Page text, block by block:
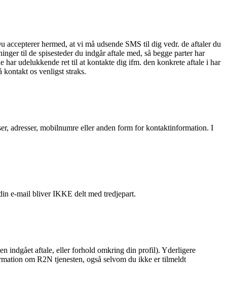
hermed, at vi må udsende SMS til dig vedr. de aftaler du
til de spisesteder du indgår aftale med, så begge parter har
udelukkende ret til at kontakte dig ifm. den konkrete aftale i har
kontakt os venligst straks.
adresser, mobilnumre eller anden form for kontaktinformation. I
e-mail bliver IKKE delt med tredjepart.
indgået aftale, eller forhold omkring din profil). Yderligere
om R2N tjenesten, også selvom du ikke er tilmeldt